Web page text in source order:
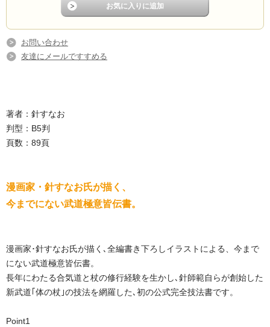
お問い合わせ
友達にメールですすめる
著者：針すなお
判型：B5判
頁数：89頁
漫画家・針すなお氏が描く、
今までにない武道極意皆伝書。
漫画家･針すなお氏が描く､全編書き下ろしイラストによる、今まで
にない武道極意皆伝書。
長年にわたる合気道と杖の修行経験を生かし､針師範自らが創始した
新武道｢体の杖｣の技法を網羅した､初の公式完全技法書です。
Point1